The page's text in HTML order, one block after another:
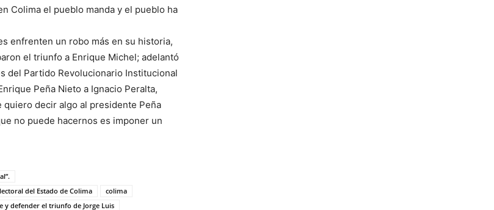
Colima el pueblo manda y el pueblo ha
enfrenten un robo más en su historia,
el triunfo a Enrique Michel; adelantó
del Partido Revolucionario Institucional
Peña Nieto a Ignacio Peralta,
quiero decir algo al presidente Peña
no puede hacernos es imponer un
del Estado de Colima
colima
y defender el triunfo de Jorge Luis